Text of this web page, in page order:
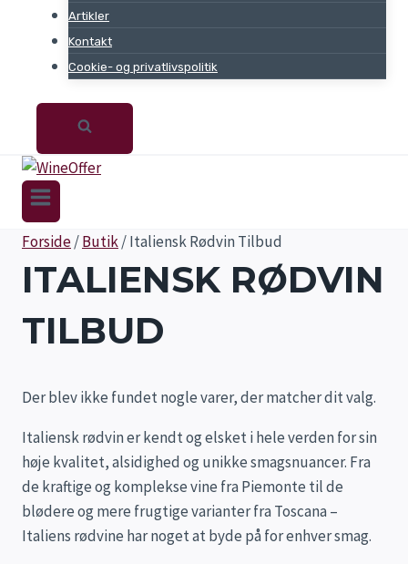
Artikler
Kontakt
Cookie- og privatlivspolitik
Forside/Butik/Italiensk Rødvin Tilbud
ITALIENSK RØDVIN
TILBUD
Der blev ikke fundet nogle varer, der matcher dit valg.
Italiensk rødvin er kendt og elsket i hele verden for sin
høje kvalitet, alsidighed og unikke smagsnuancer. Fra
de kraftige og komplekse vine fra Piemonte til de
blødere og mere frugtige varianter fra Toscana –
Italiens rødvine har noget at byde på for enhver smag.